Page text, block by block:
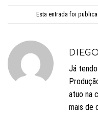
Esta entrada foi
Já
atuo na
mais de